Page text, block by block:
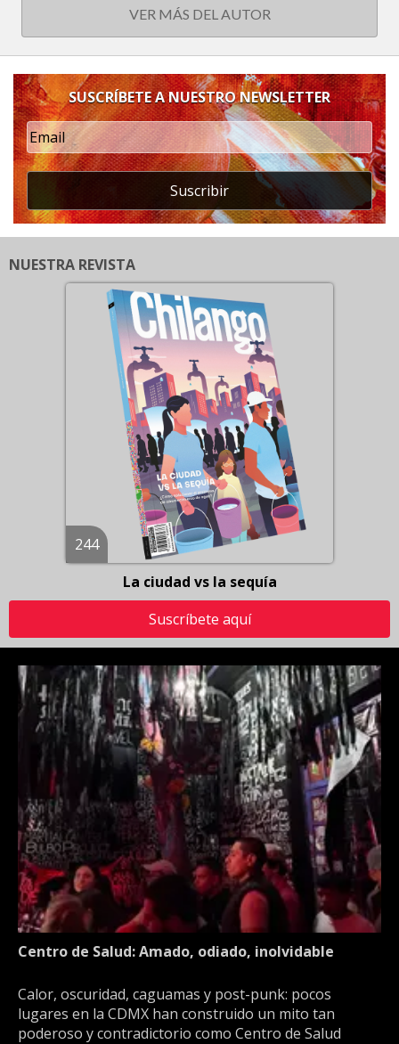
VER MÁS DEL AUTOR
SUSCRÍBETE A NUESTRO NEWSLETTER
Suscribir
NUESTRA REVISTA
244
La ciudad vs la sequía
Suscríbete aquí
Centro de Salud: Amado, odiado, inolvidable
Calor, oscuridad, caguamas y post-punk: pocos
lugares en la CDMX han construido un mito tan
poderoso y contradictorio como Centro de Salud